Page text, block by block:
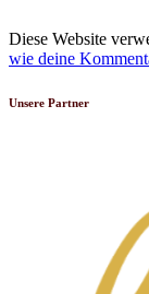
Diese Website
wie deine
Unsere Partner